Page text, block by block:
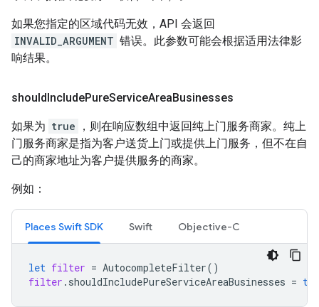
如果您指定的区域代码无效，API 会返回
INVALID_ARGUMENT 错误。此参数可能会根据适用法律影
响结果。
shouldIncludePureServiceAreaBusinesses
如果为 true
，则在响应数组中返回纯上门服务商家。纯上
门服务商家是指为客户送货上门或提供上门服务，但不在自
己的商家地址为客户提供服务的商家。
例如：
Places Swift SDK Swift Objective-C
let filter = AutocompleteFilter()
filter . shouldIncludePureServiceAreaBusinesses =